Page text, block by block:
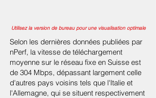
Utilisez la version de bureau pour une visualisation optimale
Selon les dernières données publiées par
nPerf, la vitesse de téléchargement
moyenne sur le réseau fixe en Suisse est
de 304 Mbps, dépassant largement celle
d'autres pays voisins tels que l'Italie et
l'Allemagne, qui se situent respectivement